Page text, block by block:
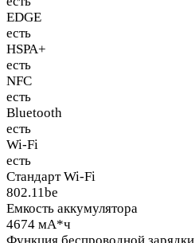
EDGE
есть
HSPA+
есть
NFC
есть
Bluetooth
есть
Wi-Fi
есть
Стандарт Wi-Fi
802.11be
Емкость аккумулятора
4674 мА*ч